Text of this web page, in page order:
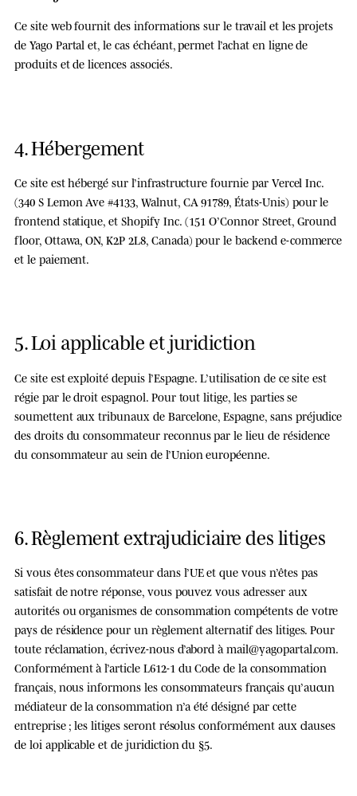
Ce site web fournit des informations sur le travail et les projets
de Yago Partal et, le cas échéant, permet l’achat en ligne de
produits et de licences associés.
4. Hébergement
Ce site est hébergé sur l’infrastructure fournie par Vercel Inc.
(340 S Lemon Ave #4133, Walnut, CA 91789, États-Unis) pour le
frontend statique, etShopify Inc. (151 O’Connor Street, Ground
floor, Ottawa, ON, K2P 2L8, Canada) pour le backend e-commerce
et le paiement.
5. Loi applicable et juridiction
Ce site est exploité depuis l’Espagne. L’utilisation de ce site est
régie par le droit espagnol. Pour tout litige, les parties se
soumettent aux tribunaux de Barcelone, Espagne, sans préjudice
des droits du consommateur reconnus par le lieu de résidence
du consommateur au sein de l’Union européenne.
6. Règlement extrajudiciaire des litiges
Si vous êtes consommateur dans l’UE et que vous n’êtes pas
satisfait de notre réponse, vous pouvez vous adresser aux
autorités ou organismes de consommation compétents de votre
pays de résidence pour un règlement alternatif des litiges. Pour
toute réclamation, écrivez-nous d’abord àmail@yagopartal.com.
Conformément à l’article L612-1 du Code de la consommation
français, nous informons les consommateurs français qu’aucun
médiateur de la consommation n’a été désigné par cette
entreprise ; les litiges seront résolus conformément aux clauses
de loi applicable et de juridiction du §5.